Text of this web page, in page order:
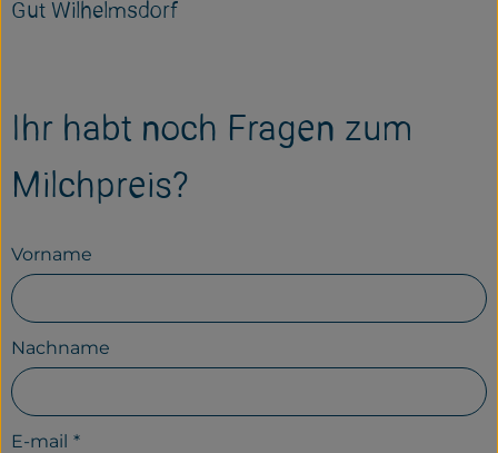
Gut Wilhelmsdorf
Ihr habt noch Fragen zum
Milchpreis?
Vorname
Nachname
E-mail *